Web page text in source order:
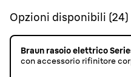
Opzioni disponibili (24)
Braun rasoio elettrico
con accessorio rifinitore